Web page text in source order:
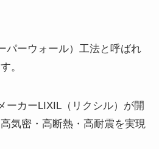
パーウォール）工法と呼ばれ
。
ーカーLIXIL（リクシル）が開
気密・高断熱・高耐震を実現